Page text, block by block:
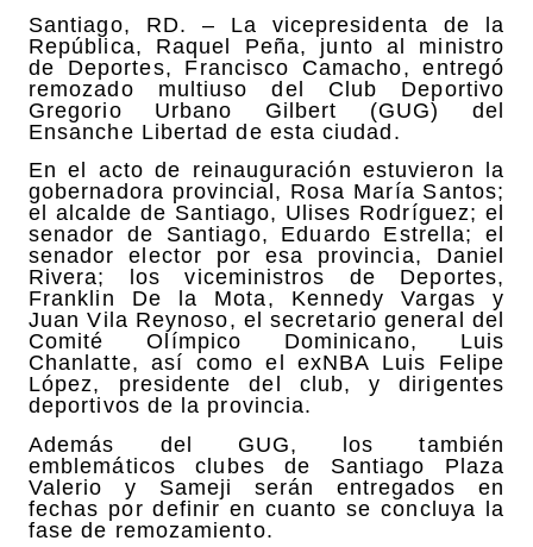
Santiago, RD. – La vicepresidenta de la
República, Raquel Peña, junto al ministro
de Deportes, Francisco Camacho, entregó
remozado multiuso del Club Deportivo
Gregorio Urbano Gilbert (GUG) del
Ensanche Libertad de esta ciudad.
En el acto de reinauguración estuvieron la
gobernadora provincial, Rosa María Santos;
el alcalde de Santiago, Ulises Rodríguez; el
senador de Santiago, Eduardo Estrella; el
senador elector por esa provincia, Daniel
Rivera; los viceministros de Deportes,
Franklin De la Mota, Kennedy Vargas y
Juan Vila Reynoso, el secretario general del
Comité Olímpico Dominicano, Luis
Chanlatte, así como el exNBA Luis Felipe
López, presidente del club, y dirigentes
deportivos de la provincia.
Además del GUG, los también
emblemáticos clubes de Santiago Plaza
Valerio y Sameji serán entregados en
fechas por definir en cuanto se concluya la
fase de remozamiento.